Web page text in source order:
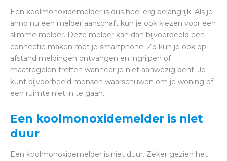
Een koolmonoxidemelder is dus heel erg belangrijk. Als je
anno nu een melder aanschaft kun je ook kiezen voor een
slimme melder. Deze melder kan dan bijvoorbeeld een
connectie maken met je smartphone. Zo kun je ook op
afstand meldingen ontvangen en ingrijpen of
maatregelen treffen wanneer je niet aanwezig bent. Je
kunt bijvoorbeeld mensen waarschuwen om je woning of
een ruimte niet in te gaan.
Een koolmonoxidemelder is niet
duur
Een koolmonoxidemelder is niet duur. Zeker gezien het